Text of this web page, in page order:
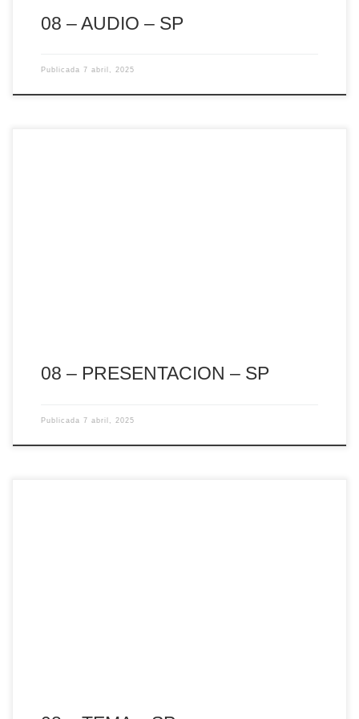
08 – AUDIO – SP
Publicada 7 abril, 2025
08 – PRESENTACION – SP
Publicada 7 abril, 2025